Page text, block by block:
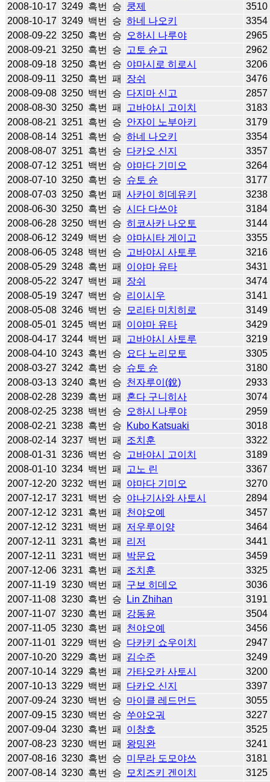
2008-10-17 3249 흑번 승 쿵제
3510
2008-10-17 3249 백번 승 하네 나오키
3354
2008-09-22 3250 흑번 승 오하시 나루야
2965
2008-09-21 3250 흑번 승 고토 슌고
2962
2008-09-18 3250 흑번 승 야마시로 히로시
3206
2008-09-11 3250 흑번 패 장쉬
3476
2008-09-08 3250 백번 승 다지마 신고
2857
2008-08-30 3250 흑번 패 고바야시 고이치
3183
2008-08-21 3251 흑번 승 안자이 노부아키
3179
2008-08-14 3251 흑번 승 하네 나오키
3354
2008-08-07 3251 흑번 승 다카오 신지
3357
2008-07-12 3251 백번 승 야마다 기미오
3264
2008-07-10 3250 흑번 승 슈토 슌
3177
2008-07-03 3250 흑번 패 사카이 히데유키
3238
2008-06-30 3250 흑번 승 시다 다쓰야
3184
2008-06-28 3250 백번 승 히코사카 나오토
3144
2008-06-12 3249 백번 승 야마시타 게이고
3355
2008-06-05 3248 백번 승 고바야시 사토루
3216
2008-05-29 3248 흑번 패 이야마 유타
3431
2008-05-22 3247 백번 패 장쉬
3474
2008-05-19 3247 백번 승 리이시우
3141
2008-05-08 3246 백번 승 모리타 미치히로
3149
2008-05-01 3245 백번 패 이야마 유타
3429
2008-04-17 3244 백번 패 고바야시 사토루
3219
2008-04-10 3243 흑번 승 요다 노리모토
3305
2008-03-27 3242 흑번 승 슈토 슌
3180
2008-03-13 3240 흑번 승 천자루이(銳)
2933
2008-02-28 3239 흑번 패 혼다 구니히사
3074
2008-02-25 3238 백번 승 오하시 나루야
2959
2008-02-21 3238 흑번 승 Kubo Katsuaki
3018
2008-02-14 3237 백번 패 조치훈
3322
2008-01-31 3236 백번 승 고바야시 고이치
3189
2008-01-10 3234 백번 패 고노 린
3367
2007-12-20 3232 백번 패 야마다 기미오
3270
2007-12-17 3231 백번 승 야나기사와 사토시
2894
2007-12-12 3231 흑번 패 천야오예
3457
2007-12-12 3231 백번 패 저우루이양
3464
2007-12-11 3231 흑번 패 리저
3441
2007-12-11 3231 백번 패 박문요
3459
2007-12-06 3231 흑번 패 조치훈
3325
2007-11-19 3230 백번 패 구보 히데오
3036
2007-11-08 3230 흑번 승 Lin Zhihan
3191
2007-11-07 3230 흑번 패 강동윤
3504
2007-11-05 3230 흑번 패 천야오예
3456
2007-11-01 3229 백번 승 다카키 쇼우이치
2947
2007-10-20 3229 흑번 패 김수준
3249
2007-10-14 3229 흑번 패 가타오카 사토시
3200
2007-10-13 3229 백번 패 다카오 신지
3397
2007-09-24 3230 백번 승 마이클 레드먼드
3055
2007-09-15 3230 백번 승 쑤야오궈
3227
2007-09-04 3230 흑번 패 이창호
3525
2007-08-23 3230 백번 패 왕밍완
3241
2007-08-16 3230 흑번 승 미무라 도모야쓰
3181
2007-08-14 3230 흑번 승 모치즈키 겐이치
3125